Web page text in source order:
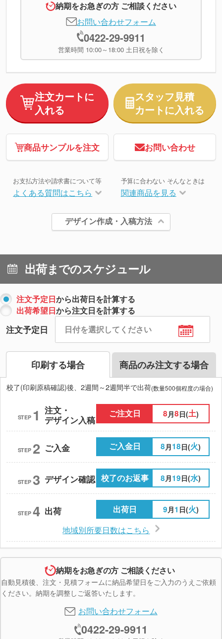
納期をお急ぎの方 ご相談ください
お問い合わせフォーム
0422-29-9911
営業時間 10:00～18:00 土日祝を除く
注文カートに
入れる
スタッフ見積
カートに入れる
商品サンプルを注文 お問い合わせ
お支払方法や請求書について等
よくある質問はこちら
予算に合わない そんなときは
関連商品を見る
デザイン作成・入稿方法
出荷までのスケジュール
注文予定日から出荷日を計算する
出荷希望日から注文日を計算する
注文予定日
印刷する場合 商品のみ注文する場合
校了(印刷原稿確認)後、2週間～2週間半で出荷(数量500個程度の場合)
STEP 1 注文・
デザイン入稿
ご注文日 8 月8日(土)
STEP 2 ご入金 ご入金日 8 月18日(火)
STEP 3 デザイン確認 校了のお返事 8月19日(水)
STEP 4 出荷 出荷日 9月1 日(火)
地域別所要日数はこちら
納期をお急ぎの方 ご相談ください
自動見積後、注文・見積フォームに納品希望日をご入力のうえご依頼
ください。納期を調整しご返答いたします。
お問い合わせフォーム
0422-29-9911